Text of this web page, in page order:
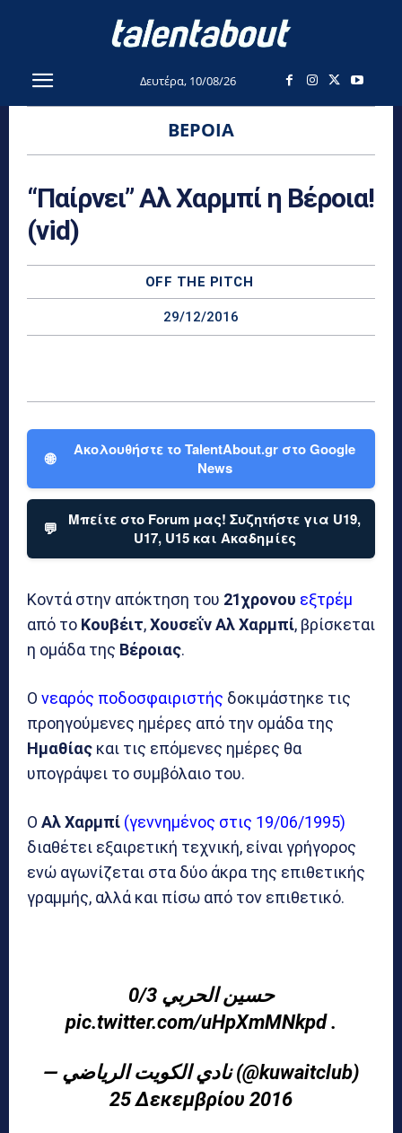
Δευτέρα, 10/08/26
ΒΈΡΟΙΑ
“Παίρνει” Αλ Χαρμπί η Βέροια!
(vid)
OFF THE PITCH
29/12/2016
🌐
Ακολουθήστε το TalentAbout.gr στο Google
News
💬
Μπείτε στο Forum μας! Συζητήστε για U19,
U17, U15 και Ακαδημίες
Κοντά στην απόκτηση του 21χρονου εξτρέμ
από το Κουβέιτ,Χουσεΐν Αλ Χαρμπί, βρίσκεται
η ομάδα της Βέροιας.
Ο νεαρός ποδοσφαιριστής δοκιμάστηκε τις
προηγούμενες ημέρες από την ομάδα της
Ημαθίας και τις επόμενες ημέρες θα
υπογράψει το συμβόλαιο του.
Ο Αλ Χαρμπί (γεννημένος στις 19/06/1995)
διαθέτει εξαιρετική τεχνική, είναι γρήγορος
ενώ αγωνίζεται στα δύο άκρα της επιθετικής
γραμμής, αλλά και πίσω από τον επιθετικό.
حسين الحربي 0/3
.
pic.twitter.com/uHpXmMNkpd
— نادي الكويت الرياضي (@kuwaitclub)
25 Δεκεμβρίου 2016